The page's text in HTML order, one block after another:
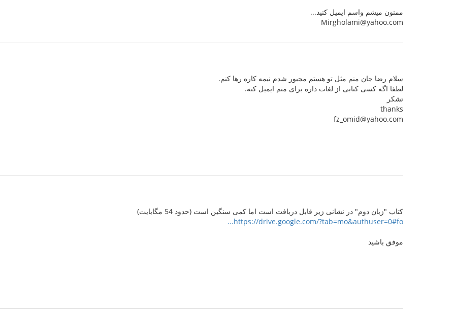
ممنون میشم واسم ایمیل کنید...
Mirgholami@yahoo.com
سلام رضا جان منم مثل تو هستم مجبور شدم نیمه کاره رها کنم.
لطفا اگه کسی کتابی از لغات داره برای منم ایمیل کنه.
تشکر
thanks
fz_omid@yahoo.com
کتاب "زبان دوم" در نشانی زیر قابل دربافت است اما کمی سنگین است (حدود 54 مگابایت)
https://drive.google.com/?tab=mo&authuser=0#fo...
موفق باشید